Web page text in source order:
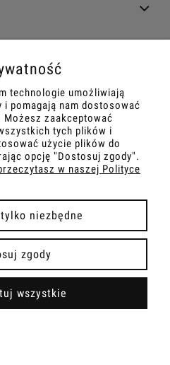
wersję strony
Shoper.pl
technologie umożliwiają
i pomagają nam dostosować
zaakceptować
tych plików i
użycie plików do
opcję "Dostosuj zgody".
w naszej Polityce
niezbędne
zgody
wszystkie